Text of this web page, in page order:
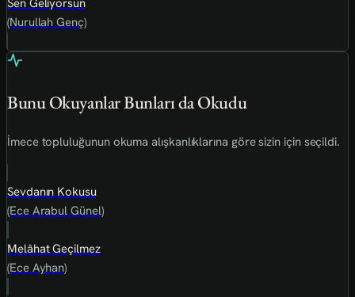
(Nurullah Genç)
Bunu Okuyanlar Bunları da Okudu
İmece topluluğunun okuma alışkanlıklarına göre sizin için seçildi.
Sevdanın Kokusu
(Ece Arabul Günel)
Melâhat Geçilmez
(Ece Ayhan)